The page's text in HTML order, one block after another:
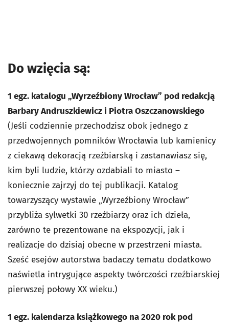
Do wzięcia są:
1 egz. katalogu „Wyrzeźbiony Wrocław” pod redakcją
Barbary Andruszkiewicz i Piotra Oszczanowskiego
(Jeśli codziennie przechodzisz obok jednego z
przedwojennych pomników Wrocławia lub kamienicy
z ciekawą dekoracją rzeźbiarską i zastanawiasz się,
kim byli ludzie, którzy ozdabiali to miasto –
koniecznie zajrzyj do tej publikacji. Katalog
towarzyszący wystawie „Wyrzeźbiony Wrocław”
przybliża sylwetki 30 rzeźbiarzy oraz ich dzieła,
zarówno te prezentowane na ekspozycji, jak i
realizacje do dzisiaj obecne w przestrzeni miasta.
Sześć esejów autorstwa badaczy tematu dodatkowo
naświetla intrygujące aspekty twórczości rzeźbiarskiej
pierwszej połowy XX wieku.)
1 egz. kalendarza książkowego na 2020 rok pod